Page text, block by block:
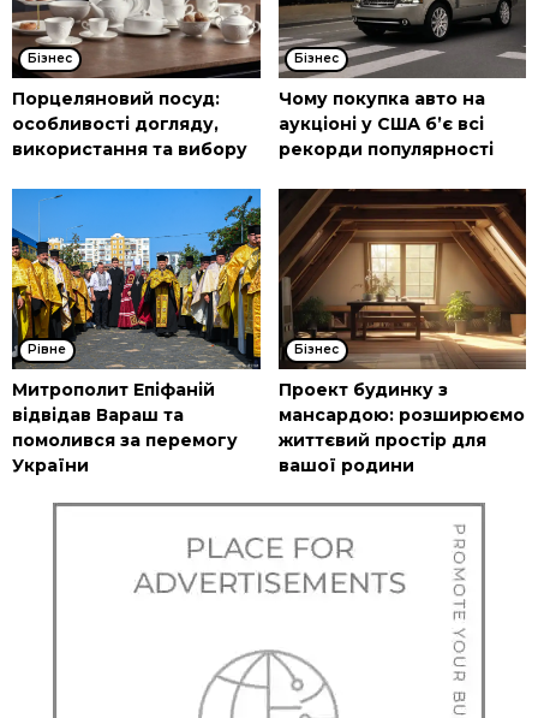
Бізнес
Порцеляновий посуд:
особливості догляду,
використання та вибору
Бізнес
Чому покупка авто на
аукціоні у США б’є всі
рекорди популярності
Рівне
Митрополит Епіфаній
відвідав Вараш та
помолився за перемогу
України
Бізнес
Проект будинку з
мансардою: розширюємо
життєвий простір для
вашої родини